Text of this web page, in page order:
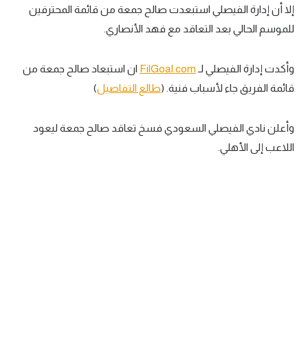
إلا أن إدارة الفيصلي استبعدت صالح جمعة من قائمة المحترفين
للموسم الحالي بعد التعاقد مع فهد الأنصاري.
وأكدت إدارة الفيصلي لـ FilGoal.com ان استبعاد صالح جمعة من
قائمة الفريق جاء لأسباب فنية. (طالع التفاصيل)
وأعلن نادي الفيصلي السعودي فسخ تعاقد صالح جمعة ليعود
اللاعب إلى الأهلي.